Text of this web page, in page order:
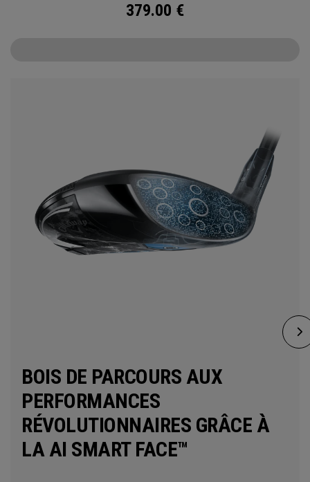
379.00 €
BOIS DE PARCOURS AUX
PERFORMANCES
RÉVOLUTIONNAIRES GRÂCE À
LA AI SMART FACE™